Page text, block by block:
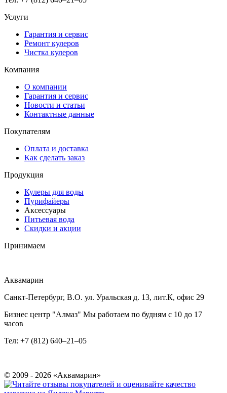
Услуги
Гарантия и сервис
Ремонт кулеров
Чистка кулеров
Компания
О компании
Гарантия и сервис
Новости и статьи
Контактные данные
Покупателям
Оплата и доставка
Как сделать заказ
Продукция
Кулеры для воды
Пурифайеры
Аксессуары
Питьевая вода
Скидки и акции
Принимаем
Аквамарин
Санкт-Петербург, В.О. ул. Уральская д. 13, лит.К, офис 29
Бизнес центр "Алмаз" Мы работаем по будням с 10 до 17
часов
Тел: +7 (812) 640–21–05
© 2009 - 2026 «Аквамарин»